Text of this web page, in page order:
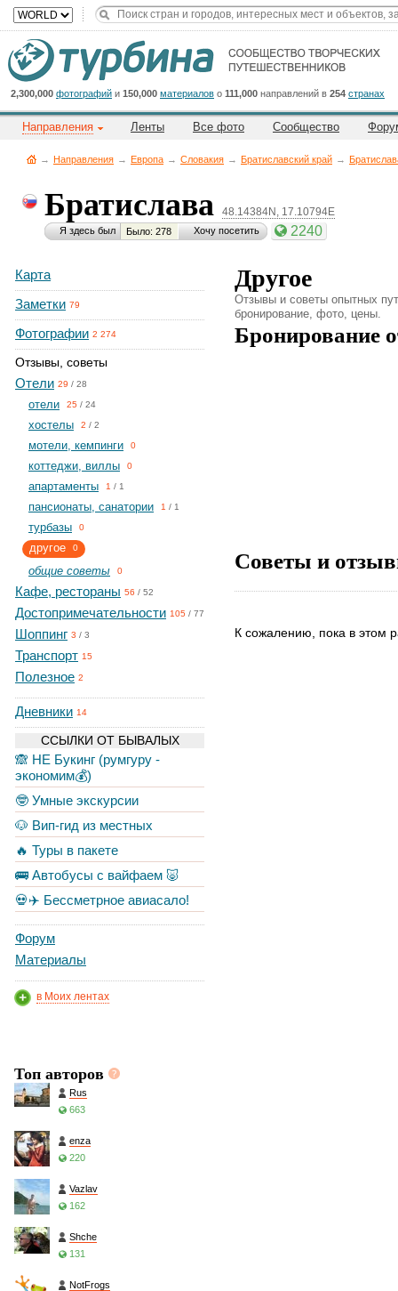
2,300,000 фотографий и 150,000 материалов о 111,000 направлений в 254 странах
Направления Ленты Все фото Сообщество
→ Направления → Европа → Словакия → Братиславский край →
Братислава 48.14384N, 17.10794E
Я здесь был Было: 278 Хочу посетить 2240
Карта
Заметки 79
Фотографии 2 274
Отзывы, советы
Отели 29 / 28
отели 25 / 24
хостелы 2 / 2
мотели, кемпинги 0
коттеджи, виллы 0
апартаменты 1 / 1
пансионаты, санатории 1 / 1
турбазы 0
другое 0
общие советы 0
Кафе, рестораны 56 / 52
Достопримечательности 105 / 77
Шоппинг 3 / 3
Транспорт 15
Полезное 2
Дневники 14
ССЫЛКИ ОТ БЫВАЛЫХ
🙈 НЕ Букинг (румгуру -
экономим💰)
🤓 Умные экскурсии
🐶 Вип-гид из местных
🔥 Туры в пакете
🚌 Автобусы с вайфаем 🐷
💀✈️ Бессметрное авиасало!
Форум
Материалы
в Моих лентах
Топ авторов
Rus
663
enza
220
Vazlav
162
Shche
131
NotFrogs
Другое
Отзывы и советы опытных
бронирование, фото, цены.
Бронирование
Советы и
К сожалению, пока в этом
Cейчас
на
сайте:
Title
Button